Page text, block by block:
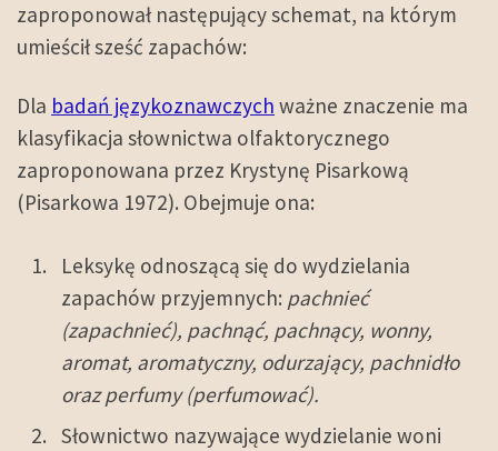
zaproponował następujący schemat, na którym
umieścił sześć zapachów:
Dla badań językoznawczych ważne znaczenie ma
klasyfikacja słownictwa olfaktorycznego
zaproponowana przez Krystynę Pisarkową
(Pisarkowa 1972). Obejmuje ona:
Leksykę odnoszącą się do wydzielania
zapachów przyjemnych: pachnieć
(zapachnieć), pachnąć, pachnący, wonny,
aromat, aromatyczny, odurzający, pachnidło
oraz perfumy (perfumować).
Słownictwo nazywające wydzielanie woni